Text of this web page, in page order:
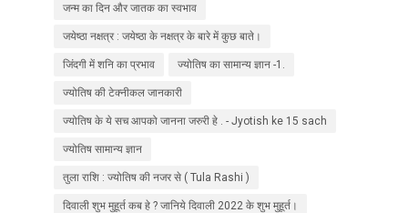
जन्म का दिन और जातक का स्वभाव
जयेष्ठा नक्षत्र : जयेष्ठा के नक्षत्र के बारे में कुछ बाते।
जिंदगी में शनि का प्रभाव ज्योतिष का सामान्य ज्ञान -1.
ज्योतिष की टेक्नीकल जानकारी
ज्योतिष के ये सच आपको जानना जरुरी हे . - Jyotish ke 15 sach
ज्योतिष सामान्य ज्ञान
तुला राशि : ज्योतिष की नजर से ( Tula Rashi )
दिवाली शुभ मुहूर्त कब हे ? जानिये दिवाली 2022 के शुभ मुहूर्त।